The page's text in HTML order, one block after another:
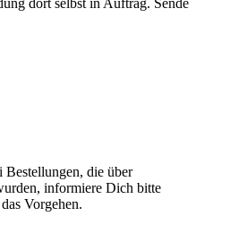
Bestellungen, die über
informiere Dich bitte
Vorgehen.